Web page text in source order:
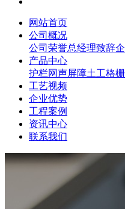
网站首页
公司概况
公司荣誉总经理致辞
产品中心
护栏网声屏障土工格栅
工艺视频
企业优势
工程案例
资讯中心
联系我们